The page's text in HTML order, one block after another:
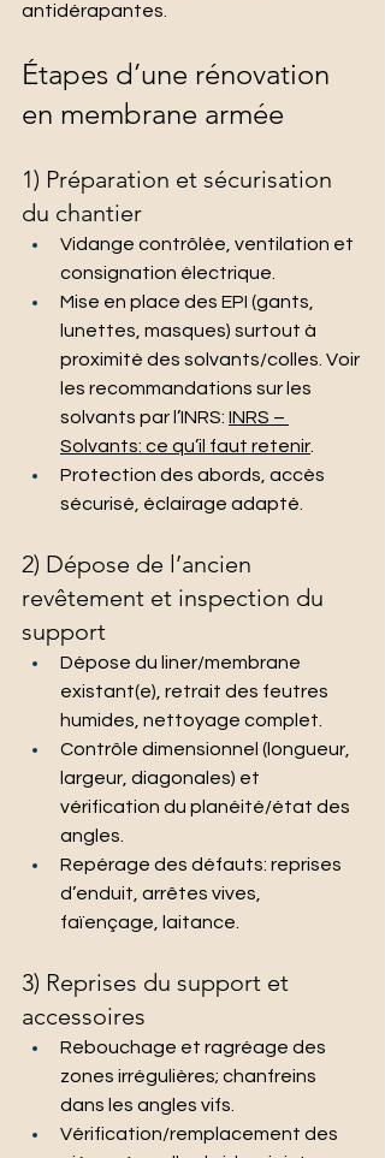
antidérapantes.
Étapes d’une rénovation
en membrane armée
1) Préparation et sécurisation
du chantier
Vidange contrôlée, ventilation et
consignation électrique.
Mise en place des EPI (gants,
lunettes, masques) surtout à
proximité des solvants/colles. Voir
les recommandations sur les
solvants par l’INRS: INRS –
Solvants: ce qu’il faut retenir
Protection des abords, accès
sécurisé, éclairage adapté.
2) Dépose de l’ancien
revêtement et inspection du
support
Dépose du liner/membrane
existant(e), retrait des feutres
humides, nettoyage complet.
Contrôle dimensionnel (longueur,
largeur, diagonales) et
vérification du planéité/état des
angles.
Repérage des défauts: reprises
d’enduit, arrêtes vives,
faïençage, laitance.
3) Reprises du support et
accessoires
Rebouchage et ragréage des
zones irrégulières; chanfreins
dans les angles vifs.
Vérification/remplacement des